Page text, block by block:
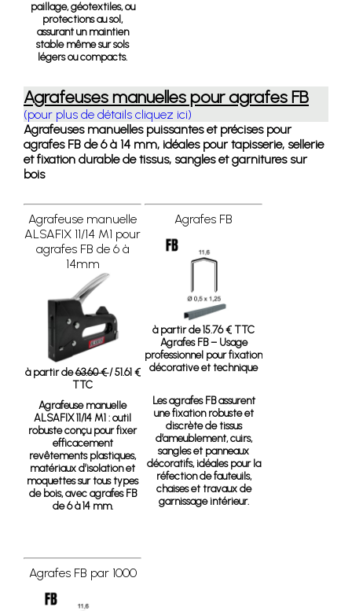
paillage, géotextiles, ou
protections au sol,
assurant un maintien
stable même sur sols
légers ou compacts.
Agrafeuses manuelles pour agrafes FB
(pour plus de détails cliquez ici)
Agrafeuses manuelles puissantes et précises pour
agrafes FB de 6 à 14 mm, idéales pour tapisserie, sellerie
et fixation durable de tissus, sangles et garnitures sur
bois
Agrafeuse manuelle
ALSAFIX 11/14 M1 pour
agrafes FB de 6 à
14mm
à partir de63.60 €/ 51.61 €
TTC
Agrafeuse manuelle
ALSAFIX 11/14 M1: outil
robuste conçu pour fixer
efficacement
revêtements plastiques,
matériaux d’isolation et
moquettes sur tous types
de bois, avec agrafes FB
de 6 à 14 mm.
Agrafes FB
à partir de 15.76 € TTC
Agrafes FB – Usage
professionnel pour fixation
décorative et technique
Les agrafes FB assurent
une fixation robuste et
discrète de tissus
d’ameublement, cuirs,
sangles et panneaux
décoratifs, idéales pour la
réfection de fauteuils,
chaises et travaux de
garnissage intérieur.
Agrafes FB par 1000